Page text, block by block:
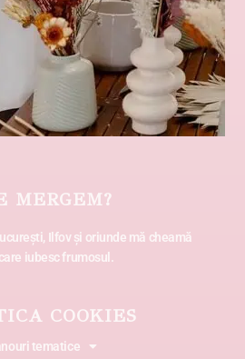
MERGEM?
Ilfov și oriunde mă cheamă
iubesc frumosul.
COOKIES
tematice